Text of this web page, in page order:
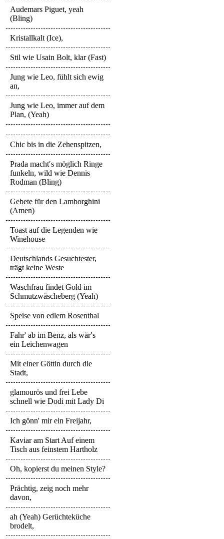
Audemars Piguet, yeah
(Bling)
Kristallkalt (Ice),
Stil wie Usain Bolt, klar (Fast)
Jung wie Leo, fühlt sich ewig
an,
Jung wie Leo, immer auf dem
Plan, (Yeah)
Chic bis in die Zehenspitzen,
Prada macht′s möglich Ringe
funkeln, wild wie Dennis
Rodman (Bling)
Gebete für den Lamborghini
(Amen)
Toast auf die Legenden wie
Winehouse
Deutschlands Gesuchtester,
trägt keine Weste
Waschfrau findet Gold im
Schmutzwäscheberg (Yeah)
Speise von edlem Rosenthal
Fahr' ab im Benz, als wär′s
ein Leichenwagen
Mit einer Göttin durch die
Stadt,
glamourös und frei Lebe
schnell wie Dodi mit Lady Di
Ich gönn' mir ein Freijahr,
Kaviar am Start Auf einem
Tisch aus feinstem Hartholz
Oh, kopierst du meinen Style?
Prächtig, zeig noch mehr
davon,
ah (Yeah) Gerüchteküche
brodelt,